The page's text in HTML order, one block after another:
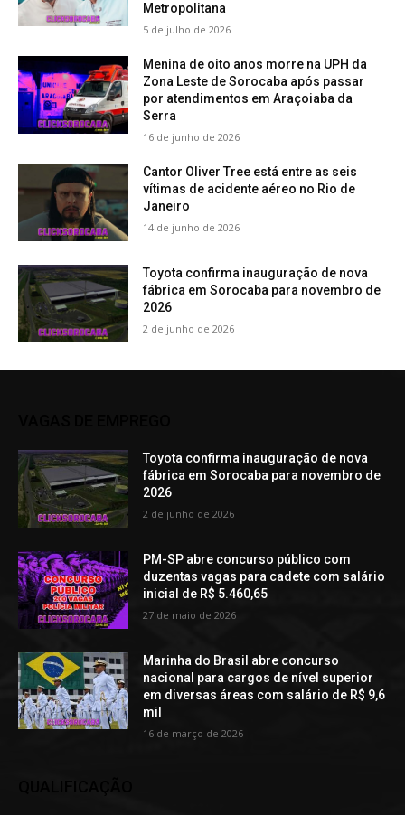
Metropolitana
5 de julho de 2026
Menina de oito anos morre na UPH da
Zona Leste de Sorocaba após passar
por atendimentos em Araçoiaba da
Serra
16 de junho de 2026
Cantor Oliver Tree está entre as seis
vítimas de acidente aéreo no Rio de
Janeiro
14 de junho de 2026
Toyota confirma inauguração de nova
fábrica em Sorocaba para novembro de
2026
2 de junho de 2026
Toyota confirma inauguração de nova
fábrica em Sorocaba para novembro de
2026
2 de junho de 2026
PM-SP abre concurso público com
duzentas vagas para cadete com salário
inicial de R$ 5.460,65
27 de maio de 2026
Marinha do Brasil abre concurso
nacional para cargos de nível superior
em diversas áreas com salário de R$ 9,6
mil
16 de março de 2026